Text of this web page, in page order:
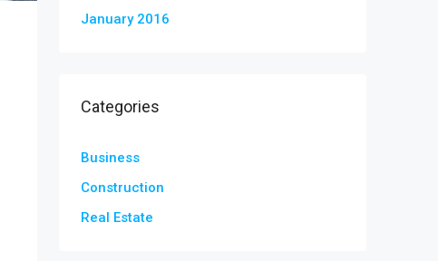
January 2016
Categories
Business
Construction
Real Estate